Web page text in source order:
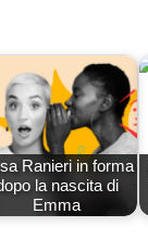
Ranieri in forma
la nascita di
Emma